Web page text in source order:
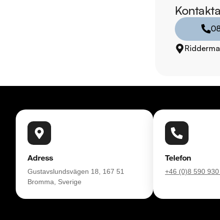
Söndag: 10:00 -
RIDDERMARK BIL
Skydda din bil
försäkring från
Se hur vi
https://
Välkomna!
Adress
Gustavslundsvägen 18, 167 51
Bromma, Sverige
Telefon
+46 (0)8 590